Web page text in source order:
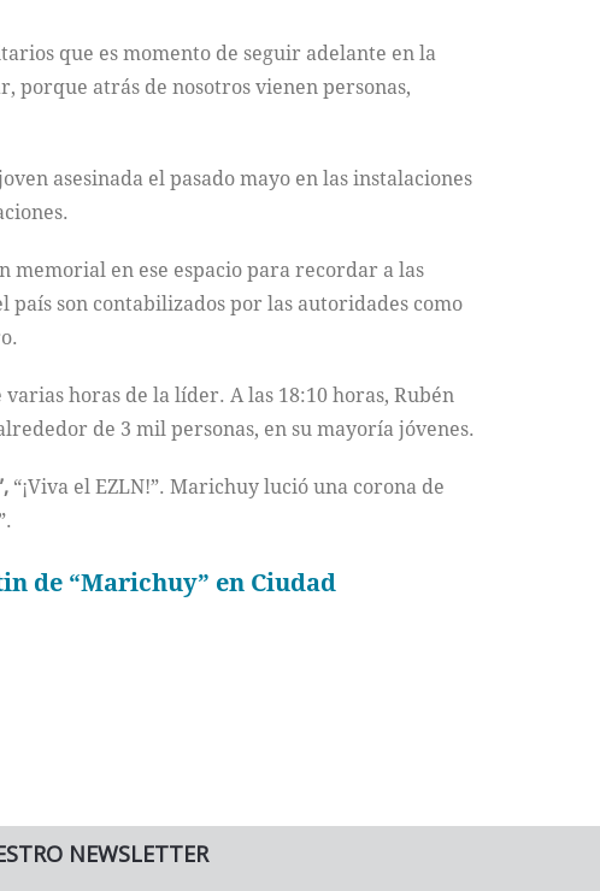
que es momento de seguir adelante en la
porque atrás de nosotros vienen personas,
asesinada el pasado mayo en las instalaciones
memorial en ese espacio para recordar a las
país son contabilizados por las autoridades como
horas de la líder. A las 18:10 horas, Rubén
de 3 mil personas, en su mayoría jóvenes.
“¡Viva el EZLN!”. Marichuy lució una corona de
de “Marichuy” en Ciudad
NEWSLETTER